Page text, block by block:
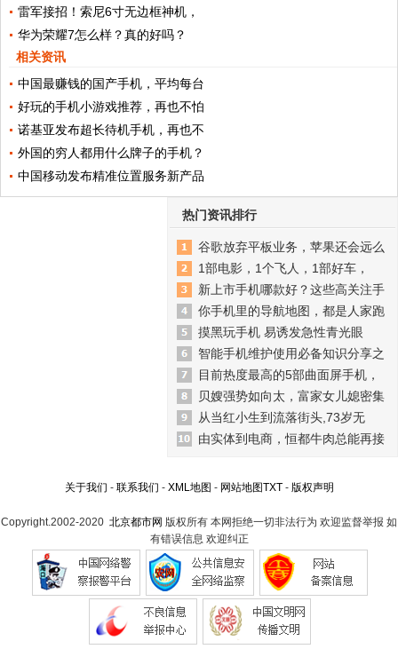
雷军接招！索尼6寸无边框神机，
华为荣耀7怎么样？真的好吗？
相关资讯
中国最赚钱的国产手机，平均每台
好玩的手机小游戏推荐，再也不怕
诺基亚发布超长待机手机，再也不
外国的穷人都用什么牌子的手机？
中国移动发布精准位置服务新产品
热门资讯排行
谷歌放弃平板业务，苹果还会远么
1部电影，1个飞人，1部好车，
新上市手机哪款好？这些高关注手
你手机里的导航地图，都是人家跑
摸黑玩手机 易诱发急性青光眼
智能手机维护使用必备知识分享之
目前热度最高的5部曲面屏手机，
贝嫂强势如向太，富家女儿媳密集
从当红小生到流落街头,73岁无
由实体到电商，恒都牛肉总能再接
关于我们 - 联系我们 - XML地图 - 网站地图TXT- 版权声明
Copyright.2002-2020 北京都市网 版权所有 本网拒绝一切非法行为 欢迎监督举报 如
有错误信息 欢迎纠正